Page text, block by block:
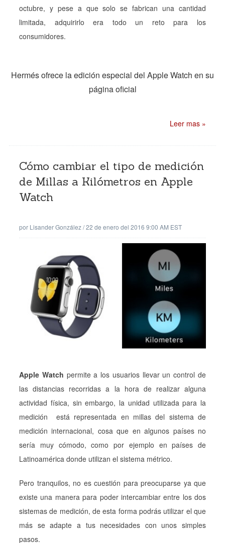
octubre, y pese a que solo se fabrican una cantidad
limitada, adquirirlo era todo un reto para los
consumidores.
Hermés ofrece la edición especial del Apple Watch en su
página oficial
Leer mas »
Cómo cambiar el tipo de medición
de Millas a Kilómetros en Apple
Watch
por Lisander González/22 de enero del 2016 9:00 AM EST
Apple Watch permite a los usuarios llevar un control de
las distancias recorridas a la hora de realizar alguna
actividad física, sin embargo, la unidad utilizada para la
medición está representada en millas del sistema de
medición internacional, cosa que en algunos países no
sería muy cómodo, como por ejemplo en países de
Latinoamérica donde utilizan el sistema métrico.
Pero tranquilos, no es cuestión para preocuparse ya que
existe una manera para poder intercambiar entre los dos
sistemas de medición, de esta forma podrás utilizar el que
más se adapte a tus necesidades con unos simples
pasos.